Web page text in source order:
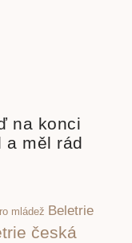
na konci
a měl rád
mládež Beletrie
česká